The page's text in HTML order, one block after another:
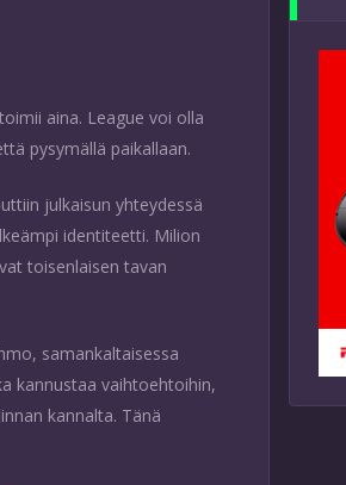
aina. League voi olla
pysymällä paikallaan.
julkaisun yhteydessä
identiteetti. Milion
toisenlaisen tavan
samankaltaisessa
kannustaa vaihtoehtoihin,
kannalta. Tänä